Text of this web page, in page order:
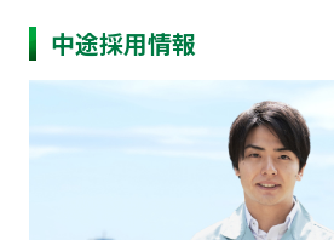
中途採用情報